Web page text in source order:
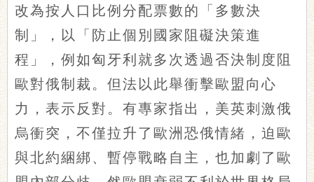
改為按人口比例分配票數的「多數決
制」，以「防止個別國家阻礙決策進
程」，例如匈牙利就多次透過否決制度阻
歐對俄制裁。但法以此舉衝擊歐盟向心
力，表示反對。有專家指出，美英刺激俄
烏衝突，不僅拉升了歐洲恐俄情緒，迫歐
與北約綑綁、暫停戰略自主，也加劇了歐